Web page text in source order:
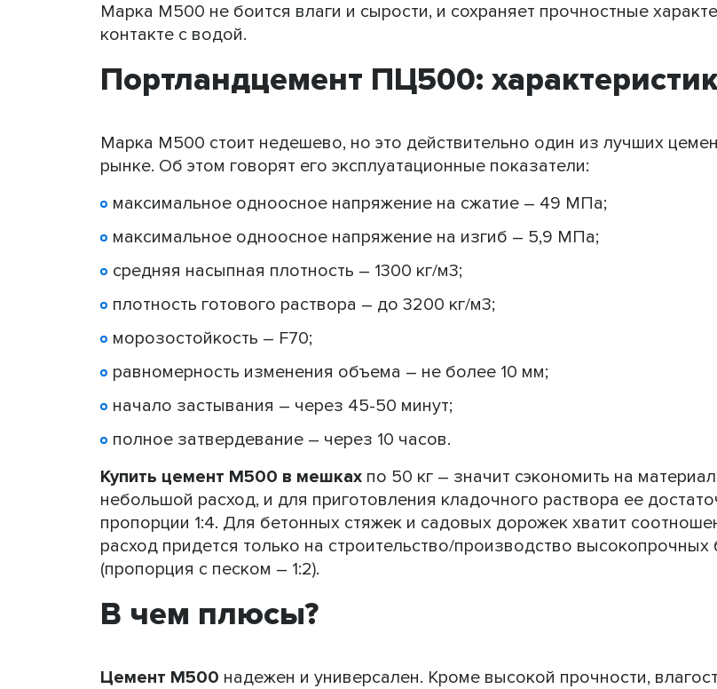
Марка М500 не боится влаги и сырости, и сохраняет прочностные
контакте с водой.
Портландцемент ПЦ500:
Марка М500 стоит недешево, но это действительно один из лучших
рынке. Об этом говорят его эксплуатационные показатели:
максимальное одноосное напряжение на сжатие – 49 МПа;
максимальное одноосное напряжение на изгиб – 5,9 МПа;
средняя насыпная плотность – 1300 кг/м3;
плотность готового раствора – до 3200 кг/м3;
морозостойкость – F70;
равномерность изменения объема – не более 10 мм;
начало застывания – через 45-50 минут;
полное затвердевание – через 10 часов.
Купить цемент М500 в мешках по 50 кг – значит сэкономить на
небольшой расход, и для приготовления кладочного раствора ее
пропорции 1:4. Для бетонных стяжек и садовых дорожек хватит
расход придется только на строительство/производство высокопрочных
(пропорция с песком – 1:2).
В чем плюсы?
Цемент М500 надежен и универсален. Кроме высокой прочности,